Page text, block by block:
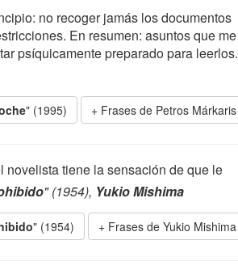
no recoger jamás los documentos
En resumen: asuntos que me
psíquicamente preparado para leerlos.
" (1995) Frases de Petros Márkaris
novelista tiene la sensación de que le
" (1954), Yukio Mishima
" (1954) Frases de Yukio Mishima